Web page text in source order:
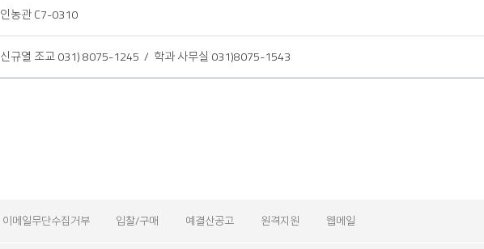
인농관 C7-0310
신규열 조교 031) 8075-1245 / 학과 사무실 031)8075-1543
이메일무단수집거부 입찰/구매 예결산공고 원격지원 웹메일